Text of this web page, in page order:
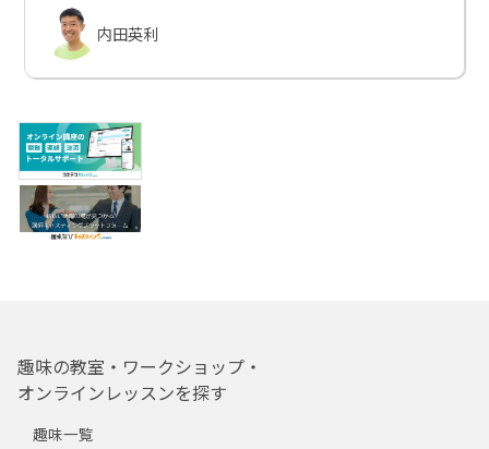
内田英利
趣味の教室・ワークショップ・
オンラインレッスンを探す
趣味一覧